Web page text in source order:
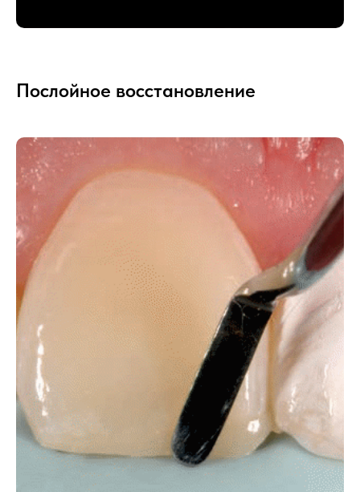
Послойное восстановление